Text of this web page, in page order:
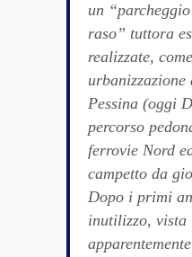
un
raso” tuttora
realizzate,
urbanizzazione
Pessina (oggi
percorso
ferrovie Nord
campetto da
Dopo i primi
inutilizzo, vista